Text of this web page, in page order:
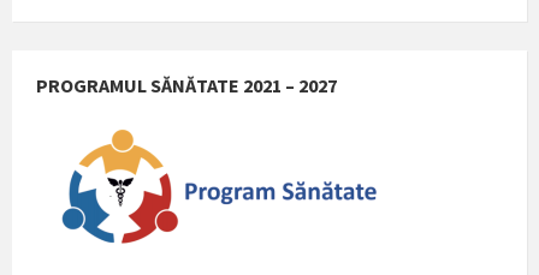
PROGRAMUL SĂNĂTATE 2021 – 2027